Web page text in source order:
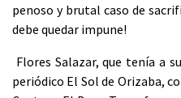
penoso y brutal caso de
debe quedar impune!
Flores Salazar, que tenía a
periódico El Sol de Orizaba,